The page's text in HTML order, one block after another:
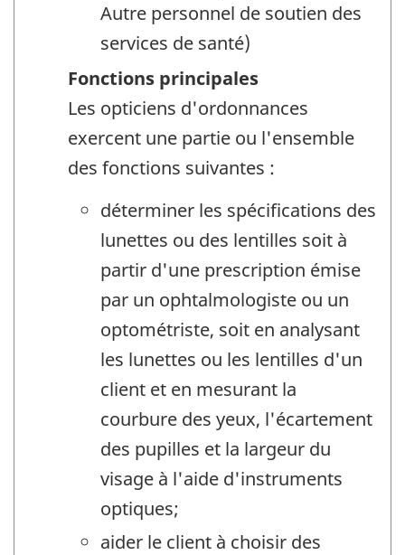
Autre personnel de soutien des
services de santé)
Fonctions principales
Les opticiens d'ordonnances
exercent une partie ou l'ensemble
des fonctions suivantes :
déterminer les spécifications des
lunettes ou des lentilles soit à
partir d'une prescription émise
par un ophtalmologiste ou un
optométriste, soit en analysant
les lunettes ou les lentilles d'un
client et en mesurant la
courbure des yeux, l'écartement
des pupilles et la largeur du
visage à l'aide d'instruments
optiques;
aider le client à choisir des